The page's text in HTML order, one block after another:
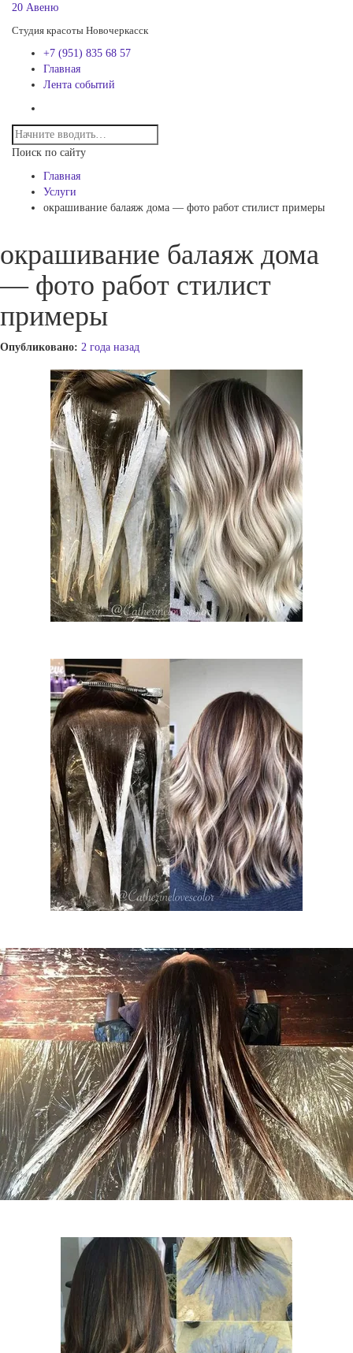
20 Авеню
Студия красоты Новочеркасск
+7 (951) 835 68 57
Главная
Лента событий
Поиск по сайту
Главная
Услуги
окрашивание балаяж дома — фото работ стилист примеры
окрашивание балаяж дома
— фото работ стилист
примеры
Опубликовано: 2 года назад